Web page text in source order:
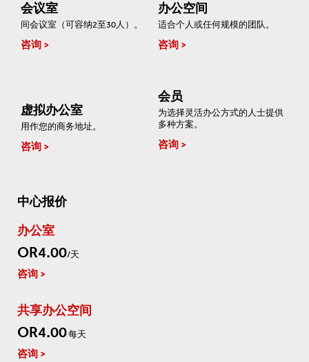
会议室
间会议室（可容纳2至30人）。
咨询
办公空间
适合个人或任何规模的团队。
咨询
虚拟办公室
用作您的商务地址。
咨询
会员
为选择灵活办公方式的人士提供
多种方案。
咨询
中心报价
办公室
OR4.00/天
咨询
共享办公空间
OR4.00每天
咨询